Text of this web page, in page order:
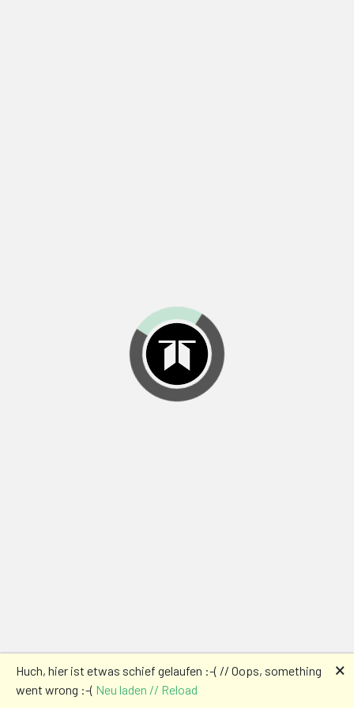
Huch, hier ist etwas schief gelaufen :-( // Oops, something
went wrong :-( Neu laden // Reload
🗙